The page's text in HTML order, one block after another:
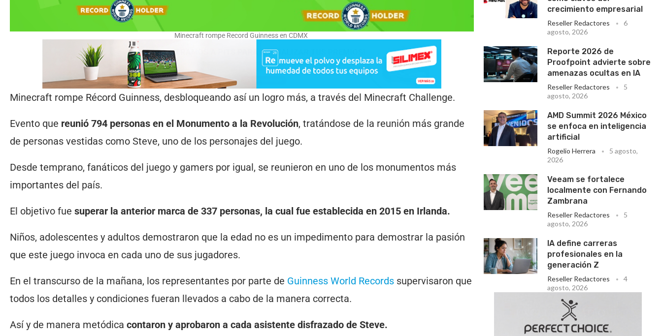
Minecraft rompe Record Guinness en CDMX
Minecraft rompe Récord Guinness, desbloqueando así un logro más, a través del Minecraft Challenge.
Evento que reunió 794 personas en el Monumento a la Revolución, tratándose de la reunión más grande
de personas vestidas como Steve, uno de los personajes del juego.
Desde temprano, fanáticos del juego y gamers por igual, se reunieron en uno de los monumentos más
importantes del país.
El objetivo fue superar la anterior marca de 337 personas, la cual fue establecida en 2015 en Irlanda.
Niños, adolescentes y adultos demostraron que la edad no es un impedimento para demostrar la pasión
que este juego invoca en cada uno de sus jugadores.
En el transcurso de la mañana, los representantes por parte de Guinness World Records supervisaron que
todos los detalles y condiciones fueran llevados a cabo de la manera correcta.
Así y de manera metódica contaron y aprobaron a cada asistente disfrazado de Steve.
crecimiento empresarial
Reseller Redactores
6
agosto, 2026
Reporte 2026 de
Proofpoint advierte sobre
amenazas ocultas en IA
Reseller Redactores
5
agosto, 2026
AMD Summit 2026 México
se enfoca en inteligencia
artificial
Rogelio Herrera
5 agosto,
2026
Veeam se fortalece
localmente con Fernando
Zambrana
Reseller Redactores
5
agosto, 2026
IA define carreras
profesionales en la
generación Z
Reseller Redactores
4
agosto, 2026